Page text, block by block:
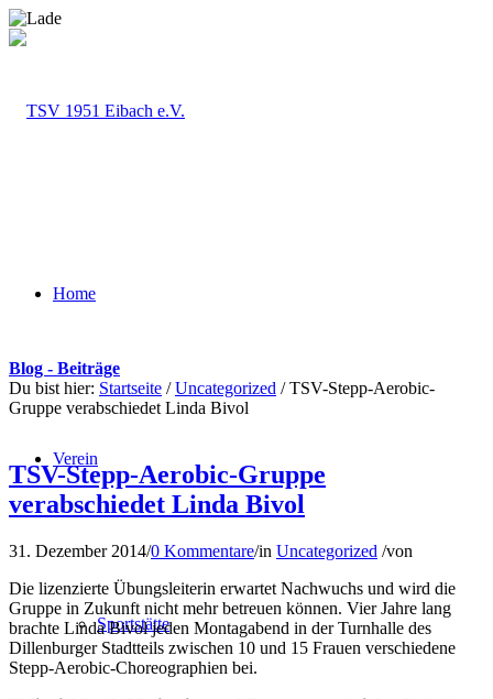
Home
Verein
Sportstätte
Blog - Beiträge
Du bist hier: Startseite / Uncategorized / TSV-Stepp-Aerobic-
Gruppe verabschiedet Linda Bivol
TSV-Stepp-Aerobic-Gruppe
verabschiedet Linda Bivol
31. Dezember 2014/0 Kommentare/in Uncategorized /von
Die lizenzierte Übungsleiterin erwartet Nachwuchs und wird die
Gruppe in Zukunft nicht mehr betreuen können. Vier Jahre lang
brachte Linda Bivol jeden Montagabend in der Turnhalle des
Dillenburger Stadtteils zwischen 10 und 15 Frauen verschiedene
Stepp-Aerobic-Choreographien bei.